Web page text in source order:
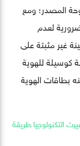
المصدر؛ ومع
لعدم
غير مثبتة على
كوسيلة للهوية
بطاقات الهوية
التكنولوجيا طريقة